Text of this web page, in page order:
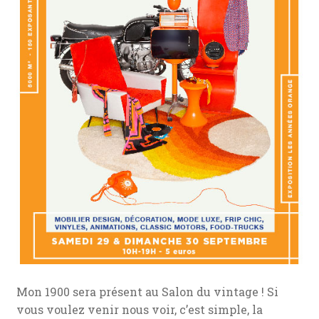
Mon 1900 sera présent au Salon du vintage ! Si
vous voulez venir nous voir, c’est simple, la